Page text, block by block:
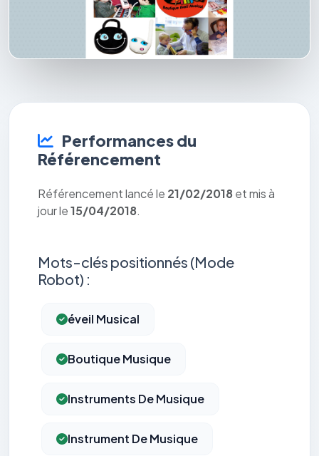
Performances du
Référencement
Référencement lancé le 21/02/2018 et mis à
jour le15/04/2018.
Mots-clés positionnés (Mode
Robot) :
éveil Musical
Boutique Musique
Instruments De Musique
Instrument De Musique